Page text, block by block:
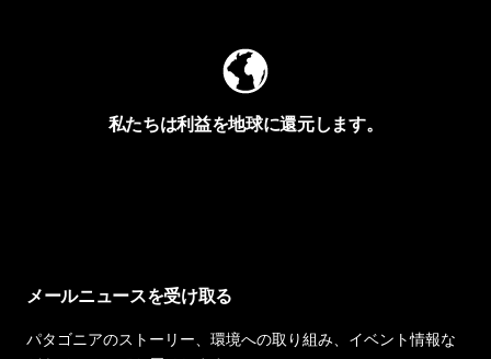
私たちは利益を地球に還元します。
メールニュースを受け取る
パタゴニアのストーリー、環境への取り組み、イベント情報な